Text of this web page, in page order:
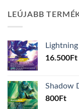
LEÚJABB
16.500Ft
Shadow
800Ft